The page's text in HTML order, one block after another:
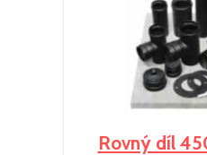
Rovný díl